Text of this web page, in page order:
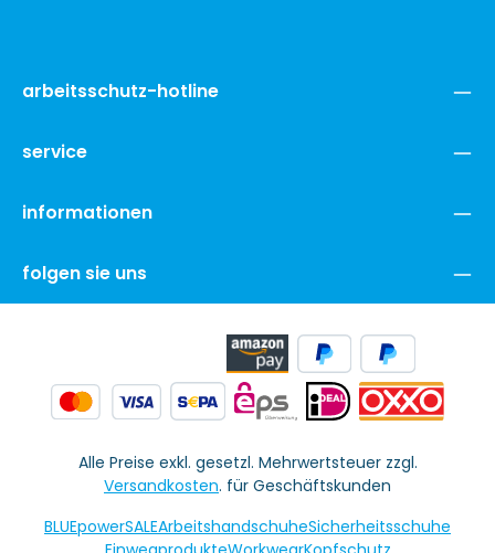
arbeitsschutz-hotline
service
informationen
folgen sie uns
Alle Preise exkl. gesetzl. Mehrwertsteuer zzgl.
Versandkosten. für Geschäftskunden
BLUEpowerSALEArbeitshandschuheSicherheitsschuhe